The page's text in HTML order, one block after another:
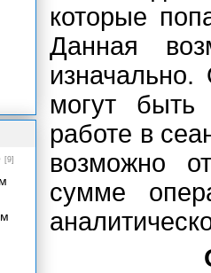
которые
Данная
могут
работе в
возможно
сумме
[9]